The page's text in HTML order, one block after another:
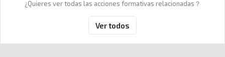
¿Quieres ver todas las acciones formativas relacionadas？
Ver todos